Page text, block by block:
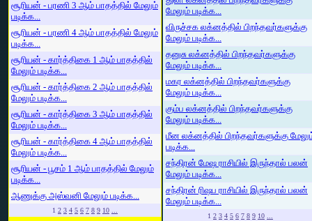
சூரியன் - பரணி 3 ஆம் பாதத்தில் மேலும்
படிக்க...
சூரியன் - பரணி 4 ஆம் பாதத்தில் மேலும்
படிக்க...
சூரியன் - கார்த்திகை 1 ஆம் பாதத்தில்
மேலும் படிக்க...
சூரியன் - கார்த்திகை 2 ஆம் பாதத்தில்
மேலும் படிக்க...
சூரியன் - கார்த்திகை 3 ஆம் பாதத்தில்
மேலும் படிக்க...
சூரியன் - கார்த்திகை 4 ஆம் பாதத்தில்
மேலும் படிக்க...
சூரியன் - பூசம் 1 ஆம் பாதத்தில் மேலும்
படிக்க...
ஆணுக்கு அஸ்வனி மேலும் படிக்க...
1 2 3 4 5 6 7 8 9 10 ...
மேலும் படிக்க...
விருச்சக லக்னத்தில் பிறந்தவர்களுக்கு
மேலும் படிக்க...
தனுசு லக்னத்தில் பிறந்தவர்களுக்கு
மேலும் படிக்க...
மகர லக்னத்தில் பிறந்தவர்களுக்கு
மேலும் படிக்க...
கும்ப லக்னத்தில் பிறந்தவர்களுக்கு
மேலும் படிக்க...
மீன லக்னத்தில் பிறந்தவர்களுக்கு
படிக்க...
சந்திரன் மேஷ ராசியில் இருந்தால் பலன்
மேலும் படிக்க...
சந்திரன் ரிஷப ராசியில் இருந்தால் பலன்
மேலும் படிக்க...
1 2 3 4 5 6 7 8 9 10 ...